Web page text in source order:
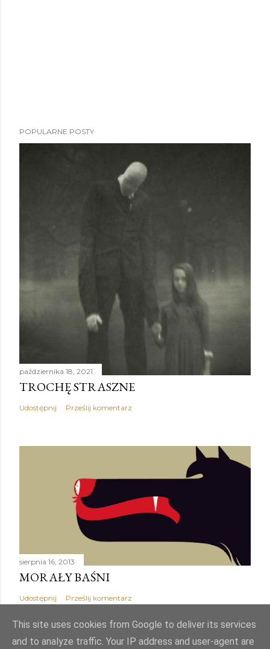
POPULARNE POSTY
października 18, 2021
TROCHĘ STRASZNE
Udostępnij Prześlij komentarz
sierpnia 16, 2013
MORAŁY BAŚNI
Udostępnij Prześlij komentarz
This site uses cookies from Google to deliver its services
and to analyze traffic. Your IP address and user-agent are